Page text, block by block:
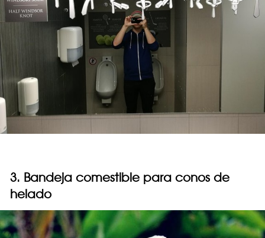
3. Bandeja comestible para conos de
helado